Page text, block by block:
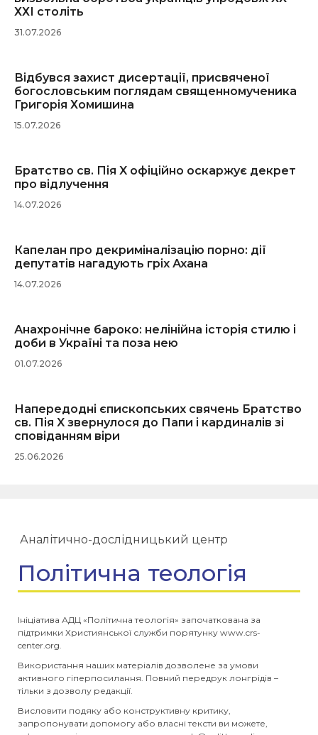
ХХІ століть
31.07.2026
Відбувся захист дисертації, присвяченої
богословським поглядам священномученика
Григорія Хомишина
15.07.2026
Братство св. Пія X офіційно оскаржує декрет
про відлучення
14.07.2026
Капелан про декриміналізацію порно: дії
депутатів нагадують гріх Ахана
14.07.2026
Анахронічне бароко: нелінійна історія стилю і
доби в Україні та поза нею
01.07.2026
Напередодні єпископських свячень Братство
св. Пія X звернулося до Папи і кардиналів зі
сповіданням віри
25.06.2026
Аналітично-дослідницький центр
Політична теологія
Ініціатива АДЦ «Політична теологія» започаткована за
підтримки Християнської служби порятунку www.crs-
center.org.
Використання наших матеріалів дозволене за умови
активного гіперпосилання. Повний передрук лонгрідів –
тільки з дозволу редакції.
Висловити подяку або конструктивну критику,
запропонувати допомогу або власні тексти ви можете,